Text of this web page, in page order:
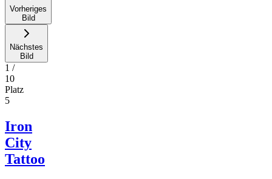
Vorheriges
Bild
Nächstes
Bild
1 /
10
Platz
5
Iron
City
Tattoo